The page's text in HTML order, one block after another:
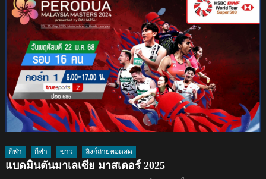
กีฬา กีฬา ข่าว ลิงก์ถ่ายทอดสด
แบดมินตันมาเลเซีย มาสเตอร์ 2025